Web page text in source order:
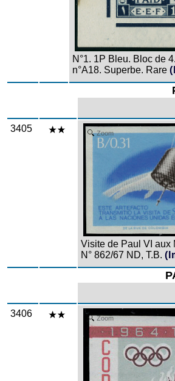
N°1. 1P Bleu. Bloc de
n°A18. Superbe. Rare
3405 Zoom
Visite de Paul VI aux
N° 862/67 ND, T.B.
3406 Zoom